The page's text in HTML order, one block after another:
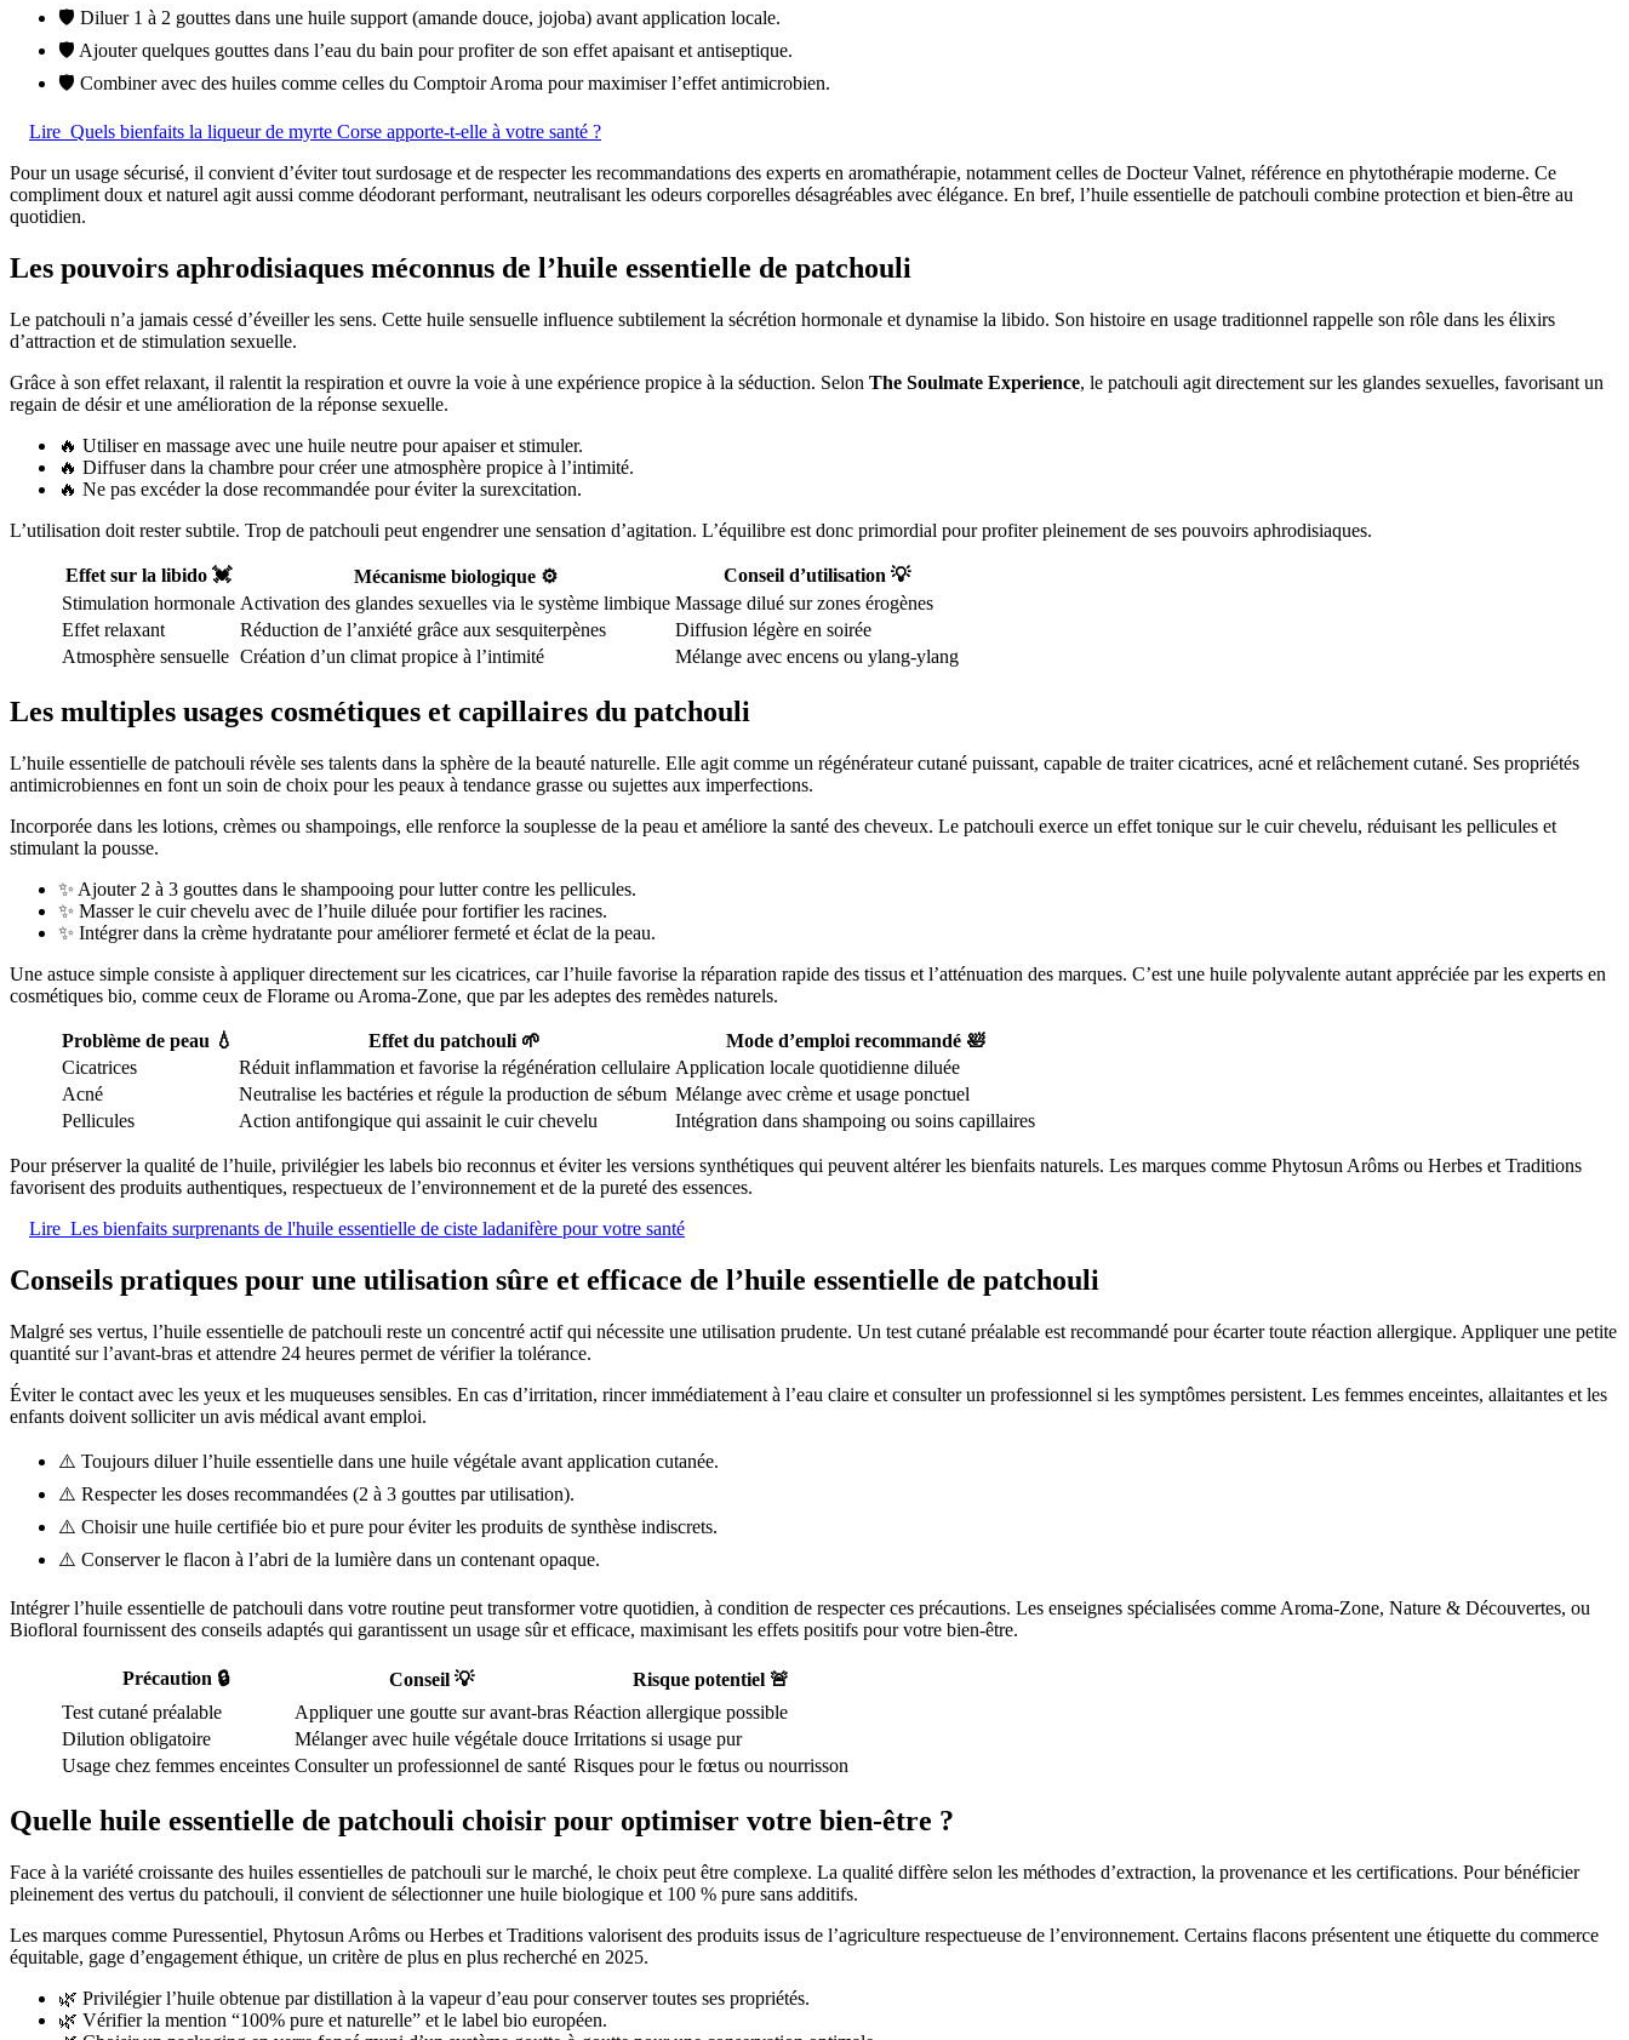
🛡️ Diluer 1 à 2 gouttes dans une huile support (amande douce, jojoba) avant application locale.
🛡️ Ajouter quelques gouttes dans l’eau du bain pour profiter de son effet apaisant et antiseptique.
🛡️ Combiner avec des huiles comme celles du Comptoir Aroma pour maximiser l’effet antimicrobien.
Lire Quels bienfaits la liqueur de myrte Corse apporte-t-elle à votre santé ?
Pour un usage sécurisé, il convient d’éviter tout surdosage et de respecter les recommandations des experts en aromathérapie, notamment celles de Docteur Valnet, référence en phytothérapie moderne. Ce
compliment doux et naturel agit aussi comme déodorant performant, neutralisant les odeurs corporelles désagréables avec élégance. En bref, l’huile essentielle de patchouli combine protection et bien-être au
quotidien.
Les pouvoirs aphrodisiaques méconnus de l’huile essentielle de patchouli
Le patchouli n’a jamais cessé d’éveiller les sens. Cette huile sensuelle influence subtilement la sécrétion hormonale et dynamise la libido. Son histoire en usage traditionnel rappelle son rôle dans les élixirs
d’attraction et de stimulation sexuelle.
Grâce à son effet relaxant, il ralentit la respiration et ouvre la voie à une expérience propice à la séduction. Selon The Soulmate Experience, le patchouli agit directement sur les glandes sexuelles, favorisant un
regain de désir et une amélioration de la réponse sexuelle.
🔥 Utiliser en massage avec une huile neutre pour apaiser et stimuler.
🔥 Diffuser dans la chambre pour créer une atmosphère propice à l’intimité.
🔥 Ne pas excéder la dose recommandée pour éviter la surexcitation.
L’utilisation doit rester subtile. Trop de patchouli peut engendrer une sensation d’agitation. L’équilibre est donc primordial pour profiter pleinement de ses pouvoirs aphrodisiaques.
Effet sur la libido 💓 Mécanisme biologique ⚙️
Conseil d’utilisation 💡
Stimulation hormonale Activation des glandes sexuelles via le système limbique Massage dilué sur zones érogènes
Effet relaxant
Réduction de l’anxiété grâce aux sesquiterpènes
Diffusion légère en soirée
Atmosphère sensuelle Création d’un climat propice à l’intimité Mélange avec encens ou ylang-ylang
Les multiples usages cosmétiques et capillaires du patchouli
L’huile essentielle de patchouli révèle ses talents dans la sphère de la beauté naturelle. Elle agit comme un régénérateur cutané puissant, capable de traiter cicatrices, acné et relâchement cutané. Ses propriétés
antimicrobiennes en font un soin de choix pour les peaux à tendance grasse ou sujettes aux imperfections.
Incorporée dans les lotions, crèmes ou shampoings, elle renforce la souplesse de la peau et améliore la santé des cheveux. Le patchouli exerce un effet tonique sur le cuir chevelu, réduisant les pellicules et
stimulant la pousse.
✨ Ajouter 2 à 3 gouttes dans le shampooing pour lutter contre les pellicules.
✨ Masser le cuir chevelu avec de l’huile diluée pour fortifier les racines.
✨ Intégrer dans la crème hydratante pour améliorer fermeté et éclat de la peau.
Une astuce simple consiste à appliquer directement sur les cicatrices, car l’huile favorise la réparation rapide des tissus et l’atténuation des marques. C’est une huile polyvalente autant appréciée par les experts en
cosmétiques bio, comme ceux de Florame ou Aroma-Zone, que par les adeptes des remèdes naturels.
Problème de peau 💧 Effet du patchouli 🌱
Mode d’emploi recommandé 🛀
Cicatrices
Réduit inflammation et favorise la régénération cellulaire Application locale quotidienne diluée
Acné
Neutralise les bactéries et régule la production de sébum Mélange avec crème et usage ponctuel
Pellicules
Action antifongique qui assainit le cuir chevelu Intégration dans shampoing ou soins capillaires
Pour préserver la qualité de l’huile, privilégier les labels bio reconnus et éviter les versions synthétiques qui peuvent altérer les bienfaits naturels. Les marques comme Phytosun Arôms ou Herbes et Traditions
favorisent des produits authentiques, respectueux de l’environnement et de la pureté des essences.
Lire Les bienfaits surprenants de l'huile essentielle de ciste ladanifère pour votre santé
Conseils pratiques pour une utilisation sûre et efficace de l’huile essentielle de patchouli
Malgré ses vertus, l’huile essentielle de patchouli reste un concentré actif qui nécessite une utilisation prudente. Un test cutané préalable est recommandé pour écarter toute réaction allergique. Appliquer une petite
quantité sur l’avant-bras et attendre 24 heures permet de vérifier la tolérance.
Éviter le contact avec les yeux et les muqueuses sensibles. En cas d’irritation, rincer immédiatement à l’eau claire et consulter un professionnel si les symptômes persistent. Les femmes enceintes, allaitantes et les
enfants doivent solliciter un avis médical avant emploi.
⚠️ Toujours diluer l’huile essentielle dans une huile végétale avant application cutanée.
⚠️ Respecter les doses recommandées (2 à 3 gouttes par utilisation).
⚠️ Choisir une huile certifiée bio et pure pour éviter les produits de synthèse indiscrets.
⚠️ Conserver le flacon à l’abri de la lumière dans un contenant opaque.
Intégrer l’huile essentielle de patchouli dans votre routine peut transformer votre quotidien, à condition de respecter ces précautions. Les enseignes spécialisées comme Aroma-Zone, Nature & Découvertes, ou
Biofloral fournissent des conseils adaptés qui garantissent un usage sûr et efficace, maximisant les effets positifs pour votre bien-être.
Précaution 🔒 Conseil 💡
Risque potentiel 🚨
Test cutané préalable
Appliquer une goutte sur avant-bras Réaction allergique possible
Dilution obligatoire
Mélanger avec huile végétale douce Irritations si usage pur
Usage chez femmes enceintes Consulter un professionnel de santé Risques pour le fœtus ou nourrisson
Quelle huile essentielle de patchouli choisir pour optimiser votre bien-être ?
Face à la variété croissante des huiles essentielles de patchouli sur le marché, le choix peut être complexe. La qualité diffère selon les méthodes d’extraction, la provenance et les certifications. Pour bénéficier
pleinement des vertus du patchouli, il convient de sélectionner une huile biologique et 100 % pure sans additifs.
Les marques comme Puressentiel, Phytosun Arôms ou Herbes et Traditions valorisent des produits issus de l’agriculture respectueuse de l’environnement. Certains flacons présentent une étiquette du commerce
équitable, gage d’engagement éthique, un critère de plus en plus recherché en 2025.
🌿 Privilégier l’huile obtenue par distillation à la vapeur d’eau pour conserver toutes ses propriétés.
🌿 Vérifier la mention “100% pure et naturelle” et le label bio européen.